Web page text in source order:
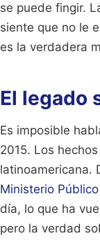
se puede fingir.
siente que no le
es la verdadera
El legado
Es imposible
2015. Los
latinoamericana.
Ministerio
día, lo que ha
pero la verdad